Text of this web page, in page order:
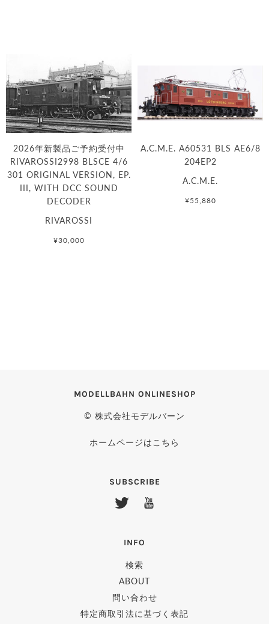
2026年新製品ご予約受付中
RIVAROSSI2998 BLSCE 4/6
301 ORIGINAL VERSION, EP.
III, WITH DCC SOUND
DECODER
RIVAROSSI
¥30,000
A.C.M.E. A60531 BLS AE6/8
204EP2
A.C.M.E.
¥55,880
MODELLBAHN ONLINESHOP
© 株式会社モデルバーン
ホームページはこちら
SUBSCRIBE
INFO
検索
ABOUT
問い合わせ
特定商取引法に基づく表記